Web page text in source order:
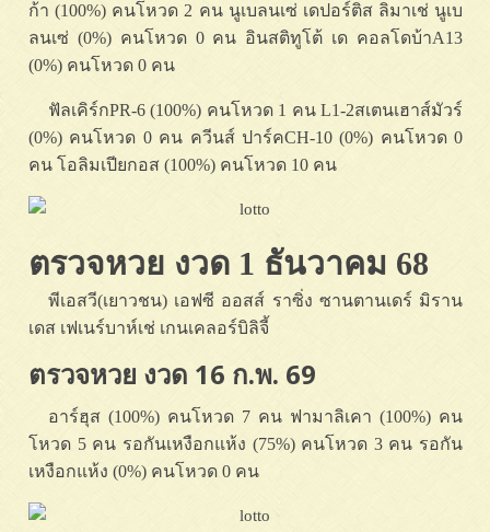
ก้า (100%) คนโหวด 2 คน นูเบลนเซ่ เดปอร์ติส ลิมาเช่ นูเบ
ลนเซ่ (0%) คนโหวด 0 คน อินสติทูโต้ เด คอลโดบ้าA13
(0%) คนโหวด 0 คน
ฟัลเคิร์กPR-6 (100%) คนโหวด 1 คน L1-2สเตนเฮาส์มัวร์
(0%) คนโหวด 0 คน ควีนส์ ปาร์คCH-10 (0%) คนโหวด 0
คน โอลิมเปียกอส (100%) คนโหวด 10 คน
ตรวจหวย งวด 1 ธันวาคม 68
พีเอสวี(เยาวชน) เอฟซี ออสส์ ราซิ่ง ซานตานเดร์ มิราน
เดส เฟเนร์บาห์เช่ เกนเคลอร์บิลิจี้
ตรวจหวย งวด 16 ก.พ. 69
อาร์ฮุส (100%) คนโหวด 7 คน ฟามาลิเคา (100%) คน
โหวด 5 คน รอกันเหงือกแห้ง (75%) คนโหวด 3 คน รอกัน
เหงือกแห้ง (0%) คนโหวด 0 คน